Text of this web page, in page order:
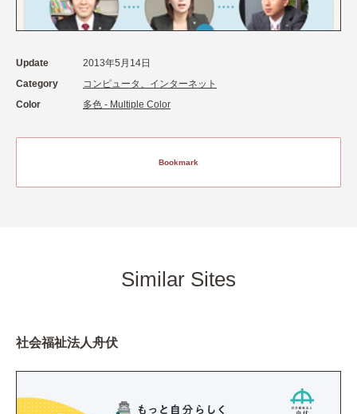
Update
2013年5月14日
Category
コンピュータ、インターネット
Color
多色 - Multiple Color
Bookmark
Similar Sites
社会福祉法人舟伏